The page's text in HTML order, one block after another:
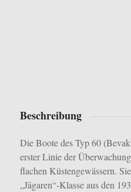
Beschreibung
Die Boote des Typ 60
erster Linie der
flachen Küstengewässern.
„Jägaren“-Klasse aus den